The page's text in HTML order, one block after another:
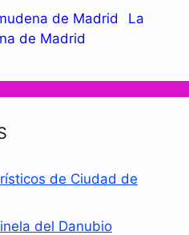
La
de Madrid
de Ciudad de
del Danubio